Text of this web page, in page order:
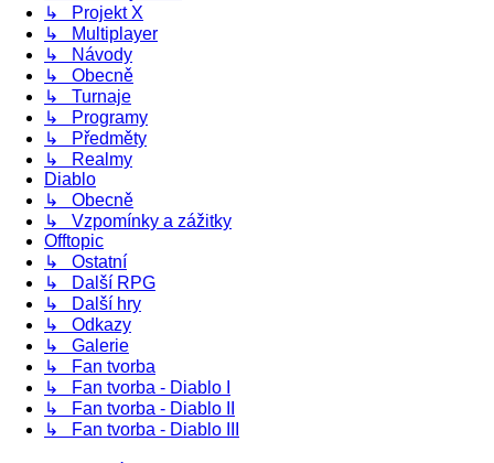
↳ Projekt X
↳ Multiplayer
↳ Návody
↳ Obecně
↳ Turnaje
↳ Programy
↳ Předměty
↳ Realmy
Diablo
↳ Obecně
↳ Vzpomínky a zážitky
Offtopic
↳ Ostatní
↳ Další RPG
↳ Další hry
↳ Odkazy
↳ Galerie
↳ Fan tvorba
↳ Fan tvorba - Diablo I
↳ Fan tvorba - Diablo II
↳ Fan tvorba - Diablo III